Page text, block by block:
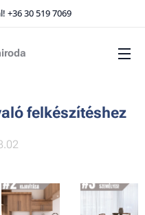
+36 30 519 7069
felkészítéshez